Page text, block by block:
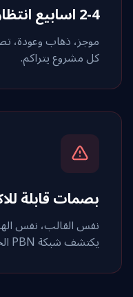
2-4 اسابيع انتظار
موجز، ذهاب
كل مشروع يتراكم.
بصمات قابلة
يكتشف شبكة PBN الخاصة بك بسهولة.